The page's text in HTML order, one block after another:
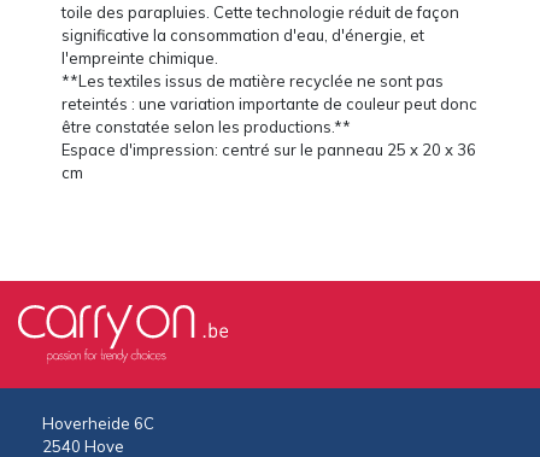
toile des parapluies. Cette technologie réduit de façon
significative la consommation d'eau, d'énergie, et
l'empreinte chimique.
**Les textiles issus de matière recyclée ne sont pas
reteintés : une variation importante de couleur peut donc
être constatée selon les productions.**
Espace d'impression: centré sur le panneau 25 x 20 x 36
cm
Hoverheide 6C
2540 Hove